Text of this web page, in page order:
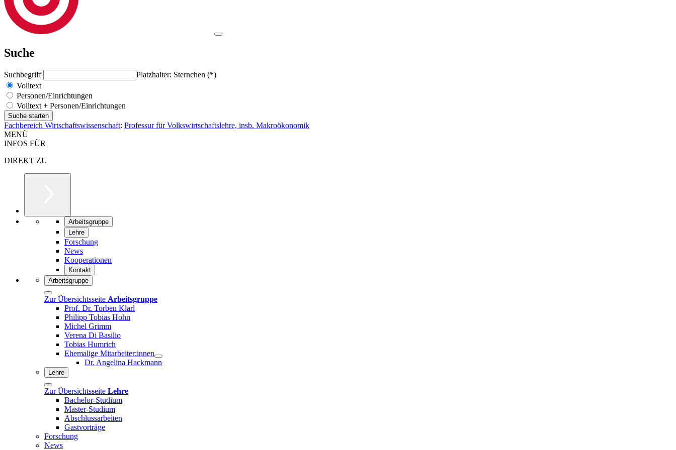
Suche
Suchbegriff
Platzhalter: Sternchen (*)
Volltext
Personen/Einrichtungen
Volltext + Personen/Einrichtungen
Fachbereich Wirtschaftswissenschaft: Professur für Volkswirtschaftslehre, insb. Makroökonomik
MENÜ
INFOS FÜR
DIREKT ZU
Arbeitsgruppe
Lehre
Forschung
News
Kooperationen
Kontakt
Arbeitsgruppe
Zur Übersichtsseite Arbeitsgruppe
Prof. Dr. Torben Klarl
Philipp Tobias Hohn
Michel Grimm
Verena Di Basilio
Tobias Humrich
Ehemalige Mitarbeiter:innen
Dr. Angelina Hackmann
Lehre
Zur Übersichtsseite Lehre
Bachelor-Studium
Master-Studium
Abschlussarbeiten
Gastvorträge
Forschung
News